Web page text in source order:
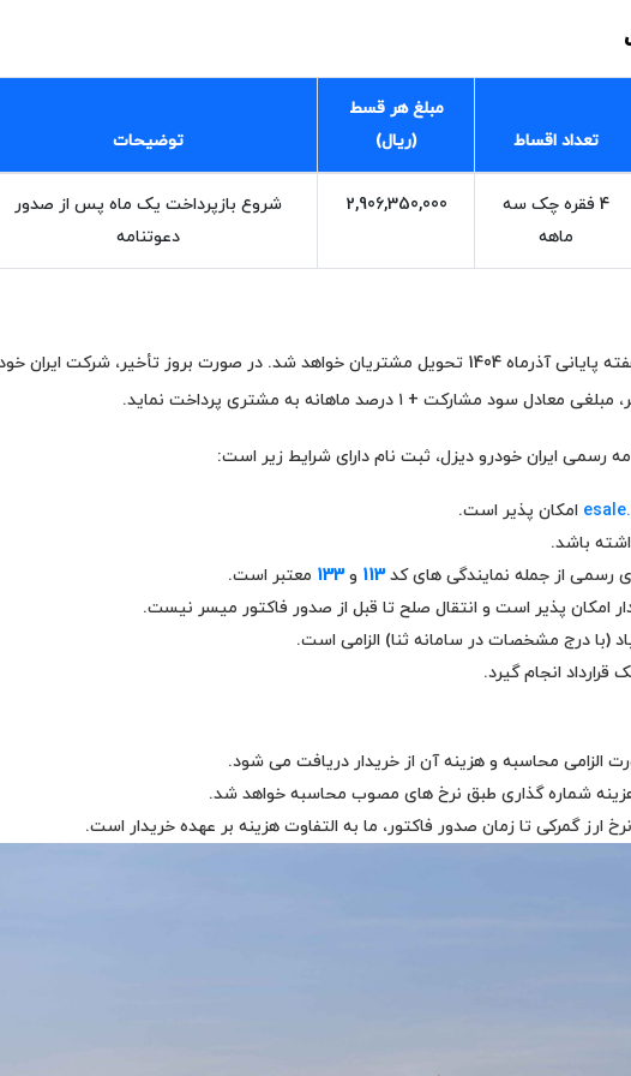
تعداد اقساط
مبلغ هر قسط
(ریال)
توضیحات
4 فقره چک سه‌
ماهه
2,906,350,000
شروع بازپرداخت یک ماه پس از صدور
دعوتنامه
خودروهای ثبت‌ نامی در این طرح در هفته پایانی آذرماه 1404 تحویل مشتریان خواهد شد. در صورت بروز تأخیر، شرکت ایران‌
+ ۱ درصد ماهانه به مشتری پرداخت نماید.
رسمی ایران‌ خودرو دیزل، ثبت‌ نام دارای شرایط زیر است:
امکان‌ پذیر است.
رسمی از جمله نمایندگی‌ های کد113 و133 معتبر است.
امکان‌ پذیر است و انتقال صلح تا قبل از صدور فاکتور میسر نیست.
(با درج مشخصات در سامانه ثنا) الزامی است.
انجام گیرد.
محاسبه و هزینه آن از خریدار دریافت می‌ شود.
هزینه شماره‌ گذاری طبق نرخ‌ های مصوب محاسبه خواهد شد.
ارز گمرکی تا زمان صدور فاکتور، ما به‌ التفاوت هزینه بر عهده خریدار است.